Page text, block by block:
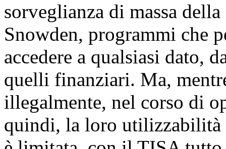
sorveglianza di massa
Snowden, programmi che
accedere a qualsiasi dato,
quelli finanziari. Ma,
illegalmente, nel corso di
quindi, la loro utilizzabilità